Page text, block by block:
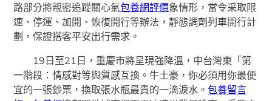
路部分將親密追蹤關心氣包養網評價象情形，當令采取限
速、停運、加開、恢復開行等辦法，靜態調劑列車開行計
劃，保證搭客平安出行需求。
19日至21日，重慶市將呈現強降溫，中台灣東「第
一階段：情感對等與質感互換。牛土豪，你必須用你最便
宜的一張鈔票，換取張水瓶最貴的一滴淚水。包養留言